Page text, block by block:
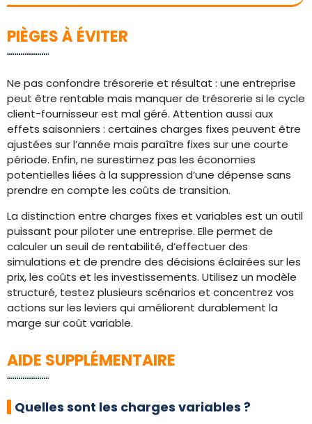
PIÈGES À ÉVITER
Ne pas confondre trésorerie et résultat : une entreprise
peut être rentable mais manquer de trésorerie si le cycle
client-fournisseur est mal géré. Attention aussi aux
effets saisonniers : certaines charges fixes peuvent être
ajustées sur l’année mais paraître fixes sur une courte
période. Enfin, ne surestimez pas les économies
potentielles liées à la suppression d’une dépense sans
prendre en compte les coûts de transition.
La distinction entre charges fixes et variables est un outil
puissant pour piloter une entreprise. Elle permet de
calculer un seuil de rentabilité, d’effectuer des
simulations et de prendre des décisions éclairées sur les
prix, les coûts et les investissements. Utilisez un modèle
structuré, testez plusieurs scénarios et concentrez vos
actions sur les leviers qui améliorent durablement la
marge sur coût variable.
AIDE SUPPLÉMENTAIRE
Quelles sont les charges variables ?